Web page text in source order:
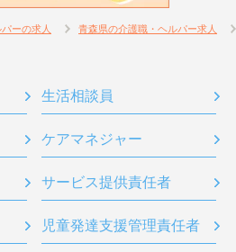
ーの求人 青森県の介護職・ヘルパー求人
生活相談員
ケアマネジャー
サービス提供責任者
児童発達支援管理責任者